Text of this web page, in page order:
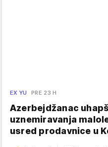
EX YU PRE 23 H
Azerbejdžanac
uznemiravanja
usred prodavnice u